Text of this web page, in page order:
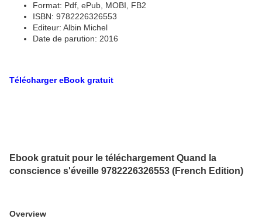
Format: Pdf, ePub, MOBI, FB2
ISBN: 9782226326553
Editeur: Albin Michel
Date de parution: 2016
Télécharger eBook gratuit
Ebook gratuit pour le téléchargement Quand la
conscience s'éveille 9782226326553 (French Edition)
Overview